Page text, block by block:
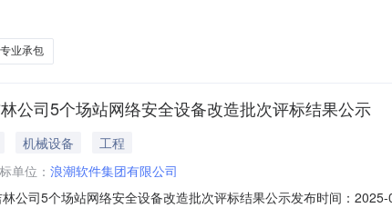
文件要求，工期/交货期/服务期：满足招标文件要求；（3）资质
业承包
公司5个场站网络安全设备改造批次评标结果公示
机械设备
工程
单位： 浪潮软件集团有限公司
公司5个场站网络安全设备改造批次评标结果公示发布时间：